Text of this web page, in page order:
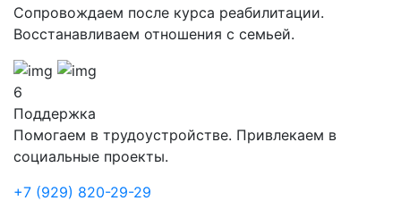
Сопровождаем после курса реабилитации.
Восстанавливаем отношения с семьей.
6
Поддержка
Помогаем в трудоустройстве. Привлекаем в
социальные проекты.
+7 (929) 820-29-29